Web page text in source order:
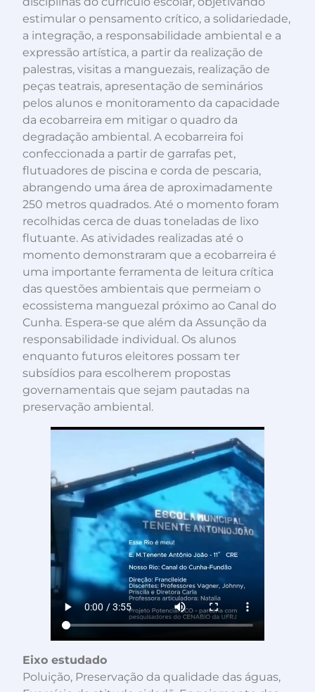
estimular o pensamento crítico, a solidariedade,
a integração, a responsabilidade ambiental e a
expressão artística, a partir da realização de
palestras, visitas a manguezais, realização de
peças teatrais, apresentação de seminários
pelos alunos e monitoramento da capacidade
da ecobarreira em mitigar o quadro da
degradação ambiental. A ecobarreira foi
confeccionada a partir de garrafas pet,
flutuadores de piscina e corda de pescaria,
abrangendo uma área de aproximadamente
250 metros quadrados. Até o momento foram
recolhidas cerca de duas toneladas de lixo
flutuante. As atividades realizadas até o
momento demonstraram que a ecobarreira é
uma importante ferramenta de leitura crítica
das questões ambientais que permeiam o
ecossistema manguezal próximo ao Canal do
Cunha. Espera-se que além da Assunção da
responsabilidade individual. Os alunos
enquanto futuros eleitores possam ter
subsídios para escolherem propostas
governamentais que sejam pautadas na
preservação ambiental.
Eixo estudado
Poluição, Preservação da qualidade das águas,